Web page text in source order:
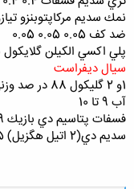
نمك سديم مركاپتوبنزو تيازول 0.5
ضد كف 0.05 0.05 0.05
پلي اكسي الكيلن
سيال ديفراست
1و 2 گليكول 88 در صد وزني
آب 9 تا 10
فسفات پتاسيم دي بازيك 0.9 تا 1.1
سديم دي(2 اتيل هگزيل) 0.45تا 0.55